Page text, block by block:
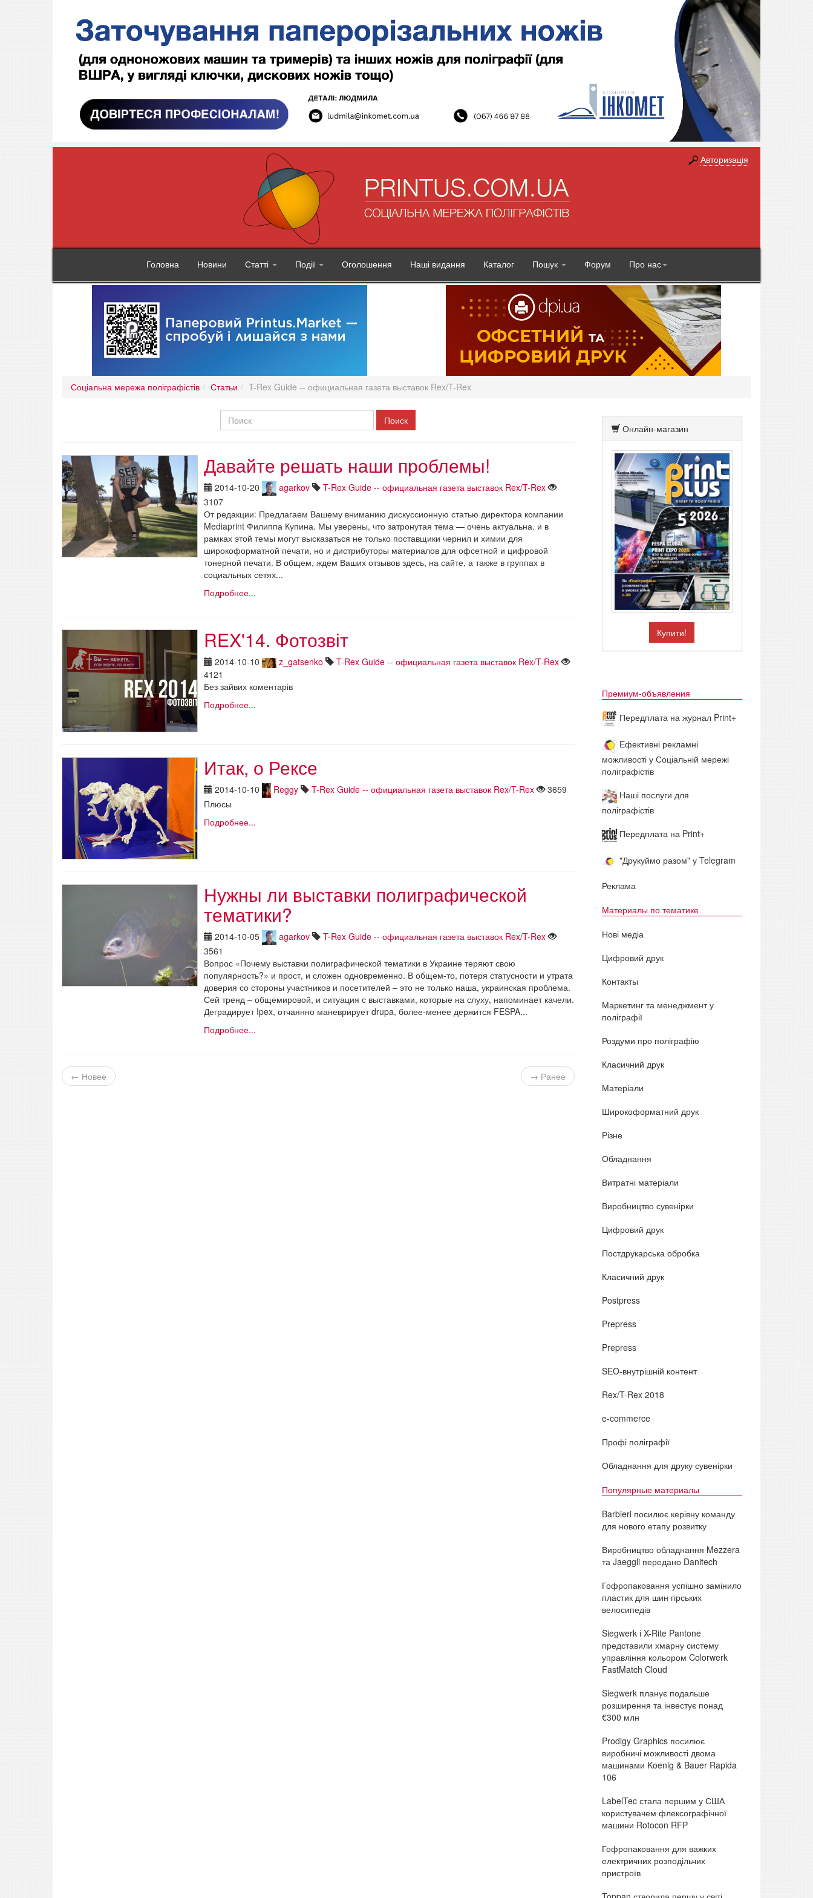
Авторизація
Головна Новини Статті Події Оголошення Наші видання Каталог Пошук Форум Про нас
Соціальна мережа поліграфістів Статьи T-Rex Guide -- официальная газета выставок Rex/T-Rex
Давайте решать наши проблемы!
2014-10-20 agarkov
T-Rex Guide -- официальная газета выставок Rex/T-Rex
3107
От редакции: Предлагаем Вашему вниманию дискуссионную статью директора компании
Mediaprint Филиппа Купина. Мы уверены, что затронутая тема — очень актуальна. и в
рамках этой темы могут высказаться не только поставщики чернил и химии для
широкоформатной печати, но и дистрибуторы материалов для офсетной и цифровой
тонерной печати. В общем, ждем Ваших отзывов здесь, на сайте, а также в группах в
социальных сетях...
Подробнее...
REX'14. Фотозвіт
2014-10-10 z_gatsenko
T-Rex Guide -- официальная газета выставок Rex/T-Rex
4121
Без зайвих коментарів
Подробнее...
Итак, о Рексе
2014-10-10 Reggy T-Rex Guide -- официальная газета выставок Rex/T-Rex
3659
Плюсы
Подробнее...
Нужны ли выставки полиграфической
тематики?
2014-10-05 agarkov
T-Rex Guide -- официальная газета выставок Rex/T-Rex
3561
Вопрос «Почему выставки полиграфической тематики в Украине теряют свою
популярность?» и прост, и сложен одновременно. В общем-то, потеря статусности и утрата
доверия со стороны участников и посетителей – это не только наша, украинская проблема.
Сей тренд – общемировой, и ситуация с выставками, которые на слуху, напоминает качели.
Деградирует Ipex, отчаянно маневрирует drupa, более-менее держится FESPA...
Подробнее...
← Новее → Ранее
Онлайн-магазин
Купити!
Премиум-объявления
Передплата на журнал Print+
Ефективні рекламні
можливості у Соціальній мережі
поліграфістів
Наші послуги для
поліграфістів
Передплата на Print+
"Друкуймо разом" у Telegram
Реклама
Материалы по тематике
Нові медіа
Цифровий друк
Контакты
Маркетинг та менеджмент у
поліграфії
Роздуми про поліграфію
Класичний друк
Матеріали
Широкоформатний друк
Різне
Обладнання
Витратні матеріали
Виробництво сувенірки
Цифровий друк
Постдрукарська обробка
Класичний друк
Postpress
Prepress
Prepress
SEO-внутрішній контент
Rex/T-Rex 2018
e-commerce
Профі поліграфії
Обладнання для друку сувенірки
Популярные материалы
Barbieri посилює керівну команду
для нового етапу розвитку
Виробництво обладнання Mezzera
та Jaeggli передано Danitech
Гофропаковання успішно замінило
пластик для шин гірських
велосипедів
Siegwerk і X-Rite Pantone
представили хмарну систему
управління кольором Colorwerk
FastMatch Cloud
Siegwerk планує подальше
розширення та інвестує понад
€300 млн
Prodigy Graphics посилює
виробничі можливості двома
машинами Koenig & Bauer Rapida
106
LabelTec стала першим у США
користувачем флексографічної
машини Rotocon RFP
Гофропаковання для важких
електричних розподільчих
пристроїв